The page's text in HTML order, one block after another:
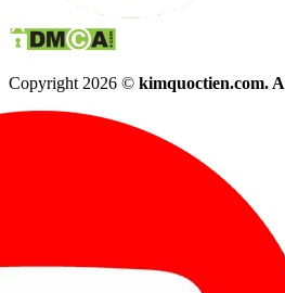
Copyright 2026 © kimquoctien.com.